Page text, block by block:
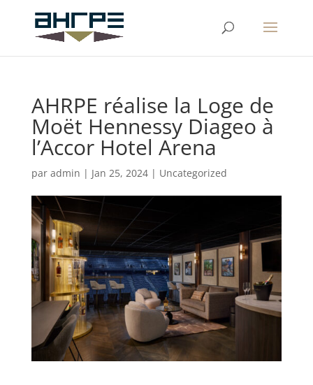
AHRPE réalise la Loge de
Moët Hennessy Diageo à
l’Accor Hotel Arena
par admin | Jan 25, 2024| Uncategorized